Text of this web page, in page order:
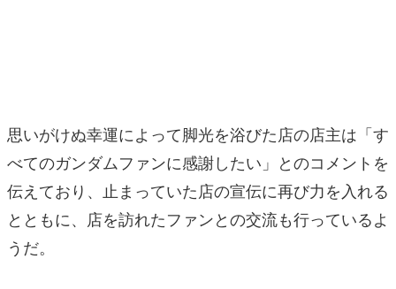
思いがけぬ幸運によって脚光を浴びた店の店主は「す
べてのガンダムファンに感謝したい」とのコメントを
伝えており、止まっていた店の宣伝に再び力を入れる
とともに、店を訪れたファンとの交流も行っているよ
うだ。